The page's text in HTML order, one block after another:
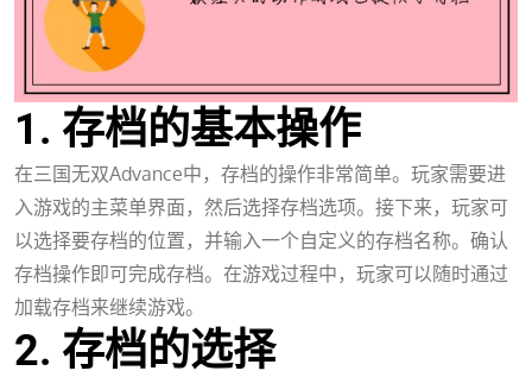
1. 存档的基本操作
在三国无双Advance中，存档的操作非常简单。玩家需要进
入游戏的主菜单界面，然后选择存档选项。接下来，玩家可
以选择要存档的位置，并输入一个自定义的存档名称。确认
存档操作即可完成存档。在游戏过程中，玩家可以随时通过
加载存档来继续游戏。
2. 存档的选择